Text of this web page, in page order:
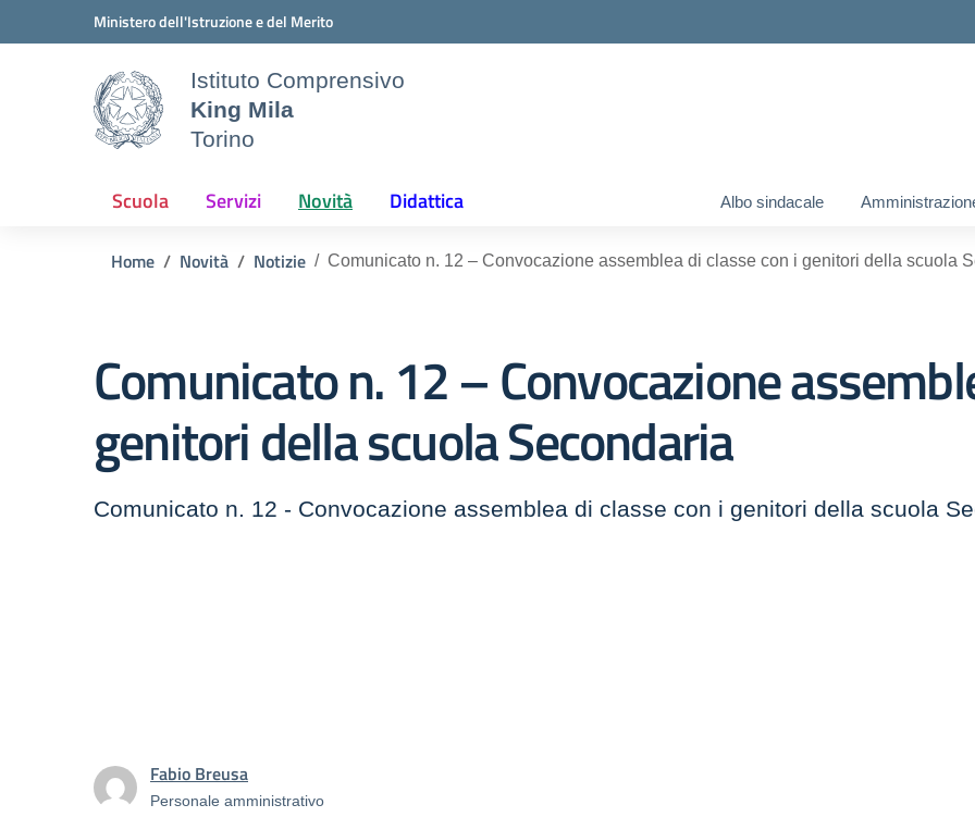
Ministero dell'Istruzione e del Merito
Istituto Comprensivo
King Mila
Torino
Scuola Servizi Novità Didattica Albo sindacale
Home Novità Notizie Comunicato n. 12 – Convocazione assemblea di classe con i genitori della scuola
Comunicato n. 12 – Convocazione
genitori della scuola Secondaria
Comunicato n. 12 - Convocazione assemblea di classe con i genitori della scuola
Fabio Breusa
Personale amministrativo